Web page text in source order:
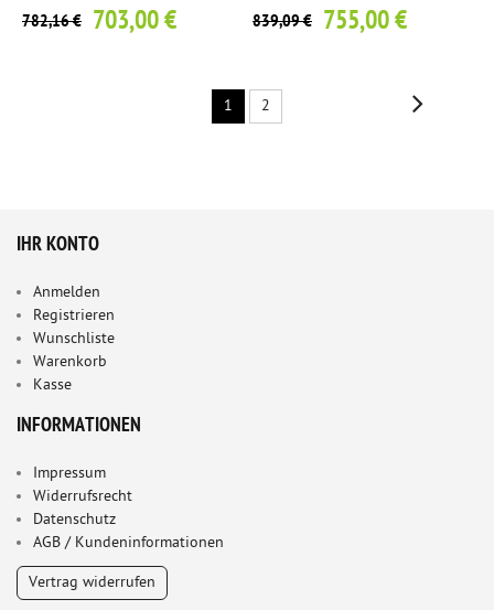
782,16 € 703,00 € 839,09 € 755,00 €
1 2
IHR KONTO
Anmelden
Registrieren
Wunschliste
Warenkorb
Kasse
INFORMATIONEN
Impressum
Widerrufsrecht
Datenschutz
AGB / Kundeninformationen
Vertrag widerrufen